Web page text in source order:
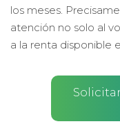
los meses.
atención no solo al
a la renta disponible